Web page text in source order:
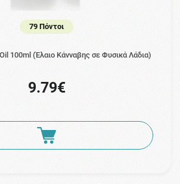
79 Πόντοι
100ml (Έλαιο Κάνναβης σε Φυσικά Λάδια)
9.79€